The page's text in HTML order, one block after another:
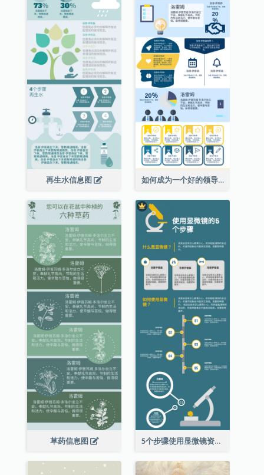
再生水信息图 如何成为一个好的领导者信息图
草药信息图 5个步骤使用显微镜资料图